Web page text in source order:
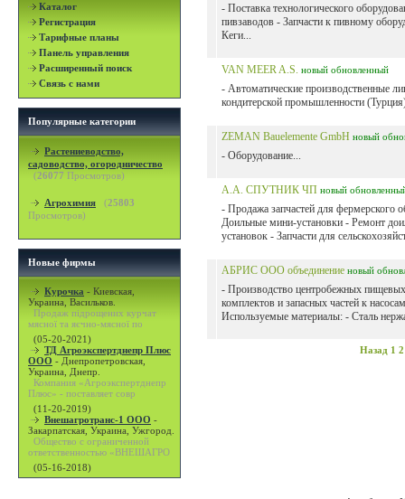
Каталог
Регистрация
Тарифные планы
Панель управления
Расширенный поиск
Связь с нами
Популярные категории
Растениеводство,
садоводство, огородничество
(26077 Просмотров)
Агрохимия (25803
Просмотров)
Новые фирмы
Курочка - Киевская,
Украина, Васильков.
Продаж підрощених курчат
мясної та яєчно-мясної по
(05-20-2021)
ТД Агроэкспертднепр Плюс
ООО - Днепропетровская,
Украина, Днепр.
Компания «Агроэкспертднепр
Плюс» - поставляет совр
(11-20-2019)
Внешагротранс-1 ООО -
Закарпатская, Украина, Ужгород.
Общество с ограниченной
ответственностью «ВНЕШАГРО
(05-16-2018)
- Поставка технологического
пивзаводов - Запчасти к пивному
Кеги...
VAN MEER A.S. новый обновленный
- Автоматические производственные
кондитерской промышленности
ZEMAN Bauelemente GmbH новый
- Оборудование...
А.А. СПУТНИК ЧП новый
- Продажа запчастей для фермерского
Доильные мини-установки - Ремонт
установок - Запчасти для
АБРИС ООО объединение новый
- Производство центробежных
комплектов и запасных частей к
Используемые материалы: - Сталь
Назад 1 2